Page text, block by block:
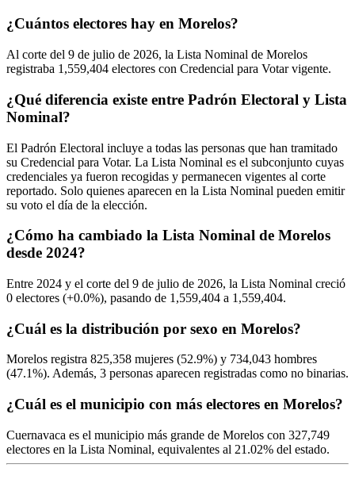
¿Cuántos electores hay en Morelos?
Al corte del 9 de julio de 2026, la Lista Nominal de Morelos
registraba 1,559,404 electores con Credencial para Votar vigente.
¿Qué diferencia existe entre Padrón Electoral y Lista
Nominal?
El Padrón Electoral incluye a todas las personas que han tramitado
su Credencial para Votar. La Lista Nominal es el subconjunto cuyas
credenciales ya fueron recogidas y permanecen vigentes al corte
reportado. Solo quienes aparecen en la Lista Nominal pueden emitir
su voto el día de la elección.
¿Cómo ha cambiado la Lista Nominal de Morelos
desde 2024?
Entre 2024 y el corte del 9 de julio de 2026, la Lista Nominal creció
0 electores (+0.0%), pasando de 1,559,404 a 1,559,404.
¿Cuál es la distribución por sexo en Morelos?
Morelos registra 825,358 mujeres (52.9%) y 734,043 hombres
(47.1%). Además, 3 personas aparecen registradas como no binarias.
¿Cuál es el municipio con más electores en Morelos?
Cuernavaca es el municipio más grande de Morelos con 327,749
electores en la Lista Nominal, equivalentes al 21.02% del estado.